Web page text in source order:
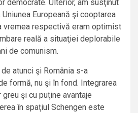
democrate. Ulterior, am susţinut
Europeană şi cooptarea
vremea respectivă eram optimist
reală a situaţiei deplorabile
de comunism.
atunci şi România s-a
formă, nu şi în fond. Integrarea
şi cu puţine avantaje
în spaţiul Schengen este